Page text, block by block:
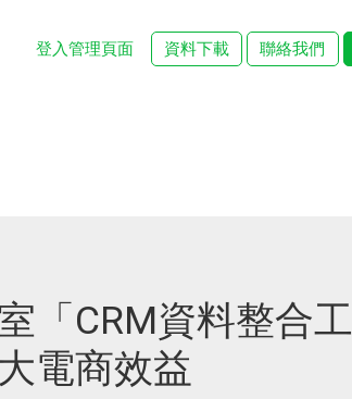
登入管理頁面 資料下載 聯絡我們
「CRM資料整合工
電商效益